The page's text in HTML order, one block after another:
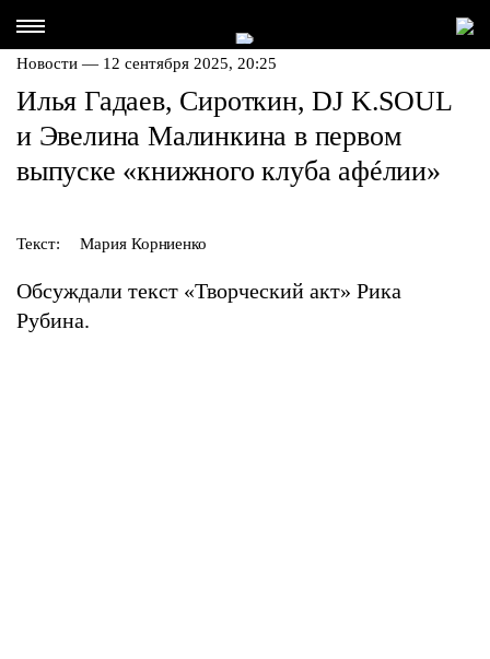
Новости — 12 сентября 2025, 20:25
Илья Гадаев, Сироткин, DJ K.SOUL
и Эвелина Малинкина в первом
выпуске «книжного клуба афéлии»
Текст: Мария Корниенко
Обсуждали текст «Творческий акт» Рика
Рубина.